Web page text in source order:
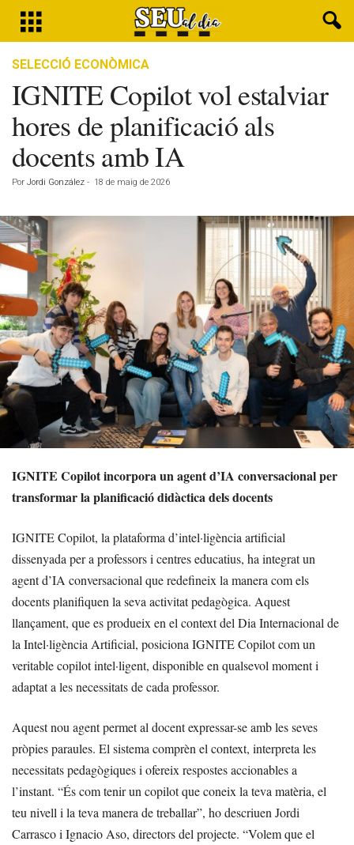
SELECCIÓ ECONÒMICA
IGNITE Copilot vol estalviar
hores de planificació als
docents amb IA
Por Jordi González - 18 de maig de 2026
IGNITE Copilot incorpora un agent d’IA conversacional per
transformar la planificació didàctica dels docents
IGNITE Copilot, la plataforma d’intel·ligència artificial
dissenyada per a professors i centres educatius, ha integrat un
agent d’IA conversacional que redefineix la manera com els
docents planifiquen la seva activitat pedagògica. Aquest
llançament, que es produeix en el context del Dia Internacional de
la Intel·ligència Artificial, posiciona IGNITE Copilot com un
veritable copilot intel·ligent, disponible en qualsevol moment i
adaptat a les necessitats de cada professor.
Aquest nou agent permet al docent expressar-se amb les seves
pròpies paraules. El sistema comprèn el context, interpreta les
necessitats pedagògiques i ofereix respostes accionables a
l’instant. “És com tenir un copilot que coneix la teva matèria, el
teu nivell i la teva manera de treballar”, ho descriuen Jordi
Carrasco i Ignacio Aso, directors del projecte. “Volem que el